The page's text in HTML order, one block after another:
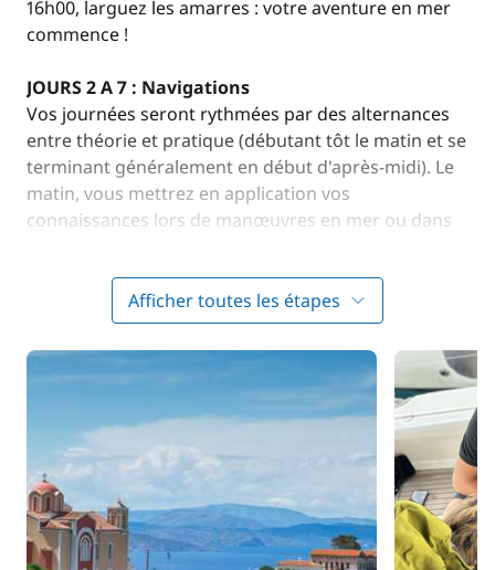
16h00, larguez les amarres : votre aventure en mer
commence !
JOURS 2 A 7 : Navigations
Vos journées seront rythmées par des alternances
entre théorie et pratique (débutant tôt le matin et se
terminant généralement en début d'après-midi). Le
matin, vous mettrez en application vos
connaissances lors de manœuvres en mer ou dans
théoriques tout en profitant des charmes de la
région. Ce stage allie harmonieusement
apprentissage et loisirs, vous offrant ainsi une
expérience enrichissante et équilibrée.
Au programme de vos navigations vous aborderez
les points et notions mentionnées ci-dessous. Bien
évidement, votre formateur s'adaptera au niveau du
groupe et des attentes de chacun. Si vous avez des
attentes particulières, n'hésitez pas à en faire part
au formateur afin qu'il puisse adapter le
programme en conséquence.
Afficher toutes les étapes